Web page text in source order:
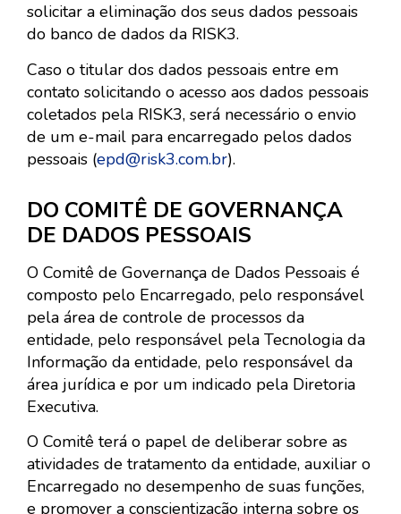
solicitar a eliminação dos seus dados pessoais
do banco de dados da RISK3.
Caso o titular dos dados pessoais entre em
contato solicitando o acesso aos dados pessoais
coletados pela RISK3, será necessário o envio
de um e-mail para encarregado pelos dados
pessoais (epd@risk3.com.br).
DO COMITÊ DE GOVERNANÇA
DE DADOS PESSOAIS
O Comitê de Governança de Dados Pessoais é
composto pelo Encarregado, pelo responsável
pela área de controle de processos da
entidade, pelo responsável pela Tecnologia da
Informação da entidade, pelo responsável da
área jurídica e por um indicado pela Diretoria
Executiva.
O Comitê terá o papel de deliberar sobre as
atividades de tratamento da entidade, auxiliar o
Encarregado no desempenho de suas funções,
e promover a conscientização interna sobre os